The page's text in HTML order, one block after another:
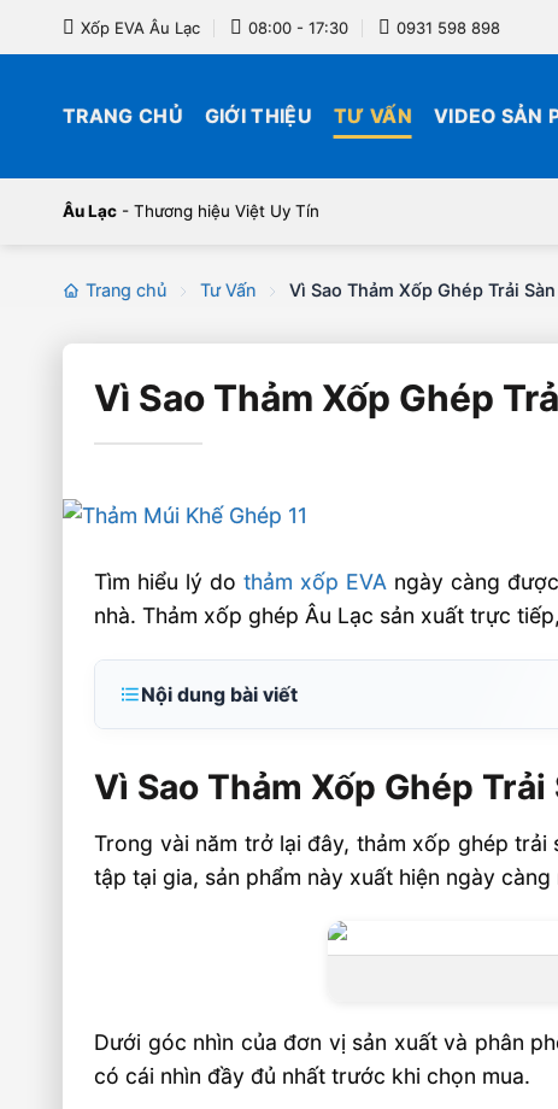
qua
Xốp EVA Âu Lạc 08:00 - 17:30 0931 598 898
TRANG CHỦ GIỚI THIỆU TƯ VẤN VIDEO SẢN
Âu Lạc - Thương hiệu Việt Uy Tín
Trang chủ Tư Vấn Vì Sao Thảm Xốp Ghép Trải
Vì Sao Thảm Xốp Ghép
Tìm hiểu lý dothảm xốp EVA ngày càng
nhà. Thảm xốp ghép Âu Lạc sản xuất trực
Nội dung bài viết
Nhiều Gia Đình Lựa Chọn?
Cấu tạo và chất liệu
Lý Do Thảm Xốp Ghép Ngày Càng Được Ưa
Lắp Ghép Linh Hoạt, Dễ Tháo Rời
Dễ Vệ Sinh, Không Thấm Nước
Vì Sao Thảm Xốp Ghép
Trong vài năm trở lại đây, thảm xốp ghép
tập tại gia, sản phẩm này xuất hiện ngày càng
Dưới góc nhìn của đơn vị sản xuất và phân
có cái nhìn đầy đủ nhất trước khi chọn mua.